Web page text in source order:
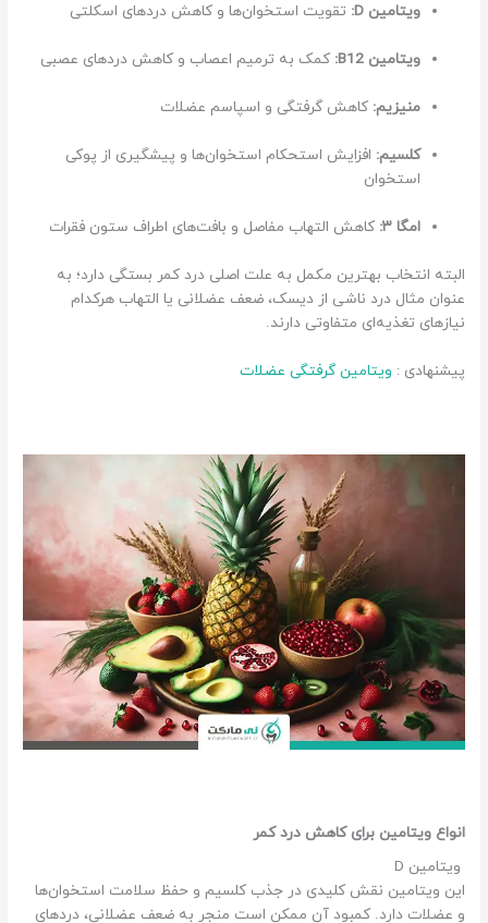
ویتامین D: تقویت استخوان‌ها و کاهش دردهای اسکلتی
ویتامین B12: کمک به ترمیم اعصاب و کاهش دردهای عصبی
منیزیم: کاهش گرفتگی و اسپاسم عضلات
کلسیم: افزایش استحکام استخوان‌ها و پیشگیری از پوکی
استخوان
امگا ۳: کاهش التهاب مفاصل و بافت‌های اطراف ستون فقرات
البته انتخاب بهترین مکمل به علت اصلی درد کمر بستگی دارد؛ به
عنوان مثال درد ناشی از دیسک، ضعف عضلانی یا التهاب هرکدام
نیازهای تغذیه‌ای متفاوتی دارند.
پیشنهادی : ویتامین گرفتگی عضلات
انواع ویتامین برای کاهش درد کمر
ویتامین D
این ویتامین نقش کلیدی در جذب کلسیم و حفظ سلامت استخوان‌ها
و عضلات دارد. کمبود آن ممکن است منجر به ضعف عضلانی، دردهای